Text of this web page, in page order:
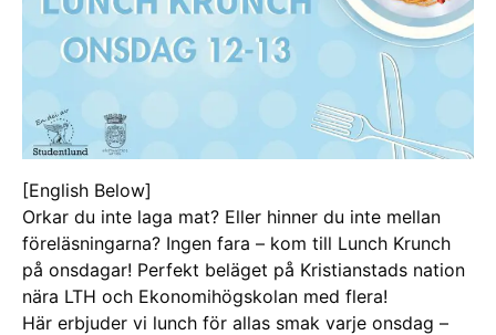
[English Below]
Orkar du inte laga mat? Eller hinner du inte mellan
föreläsningarna? Ingen fara – kom till Lunch Krunch
på onsdagar! Perfekt beläget på Kristianstads nation
nära LTH och Ekonomihögskolan med flera!
Här erbjuder vi lunch för allas smak varje onsdag –